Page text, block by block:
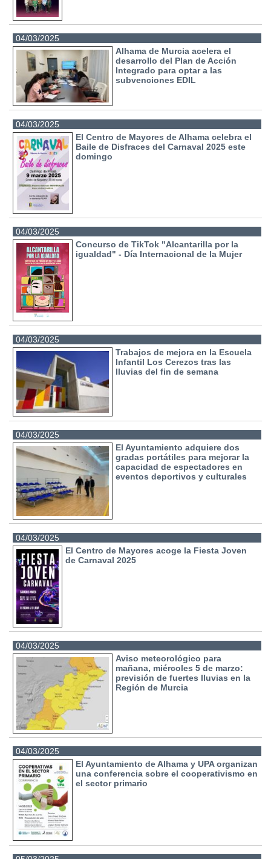
04/03/2025
Alhama de Murcia acelera el
desarrollo del Plan de Acción
Integrado para optar a las
subvenciones EDIL
04/03/2025
El Centro de Mayores de Alhama celebra el
Baile de Disfraces del Carnaval 2025 este
domingo
04/03/2025
Concurso de TikTok "Alcantarilla por la
igualdad" - Día Internacional de la Mujer
04/03/2025
Trabajos de mejora en la Escuela
Infantil Los Cerezos tras las
lluvias del fin de semana
04/03/2025
El Ayuntamiento adquiere dos
gradas portátiles para mejorar la
capacidad de espectadores en
eventos deportivos y culturales
04/03/2025
El Centro de Mayores acoge la Fiesta Joven
de Carnaval 2025
04/03/2025
Aviso meteorológico para
mañana, miércoles 5 de marzo:
previsión de fuertes lluvias en la
Región de Murcia
04/03/2025
El Ayuntamiento de Alhama y UPA organizan
una conferencia sobre el cooperativismo en
el sector primario